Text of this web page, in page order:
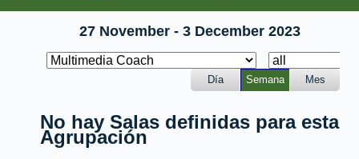
27 November - 3 December 2023
Día Semana Mes
No hay Salas definidas para esta
Agrupación